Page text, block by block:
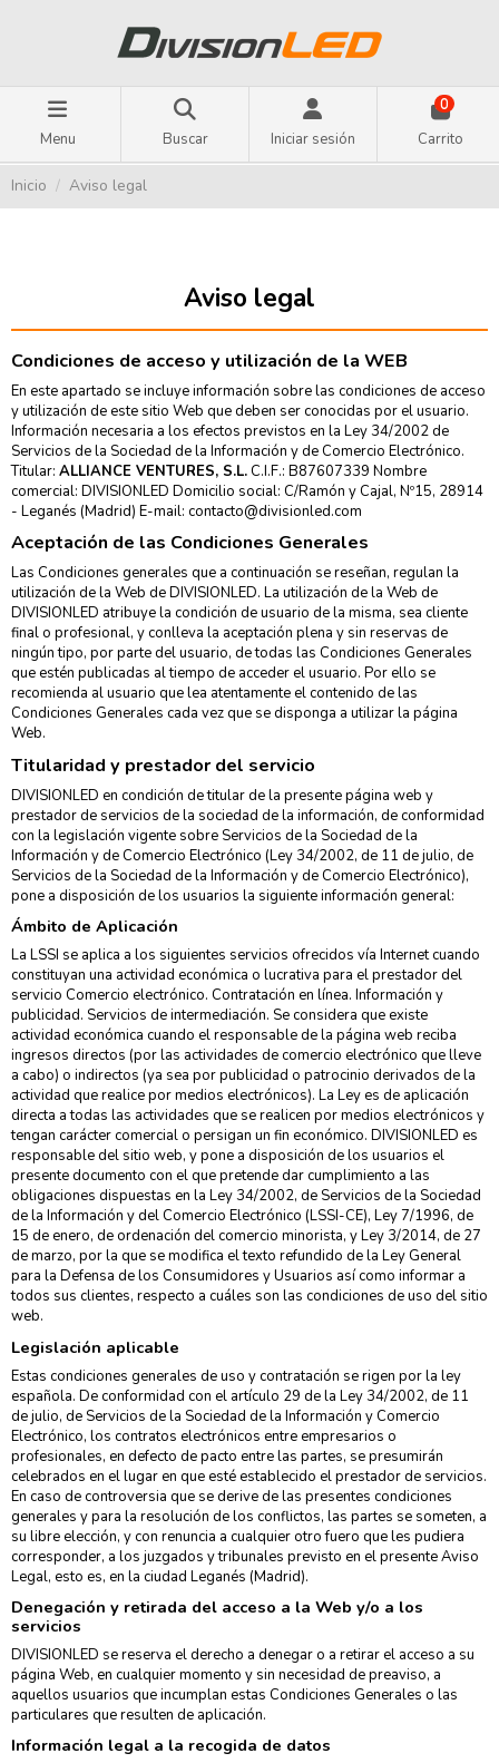
Menu Buscar Iniciar sesión
0
Carrito
Inicio Aviso legal
Aviso legal
Condiciones de acceso y utilización de la WEB
En este apartado se incluye información sobre las condiciones de acceso
y utilización de este sitio Web que deben ser conocidas por el usuario.
Información necesaria a los efectos previstos en la Ley 34/2002 de
Servicios de la Sociedad de la Información y de Comercio Electrónico.
Titular: ALLIANCE VENTURES, S.L.C.I.F.: B87607339 Nombre
comercial: DIVISIONLED Domicilio social: C/Ramón y Cajal, Nº15, 28914
- Leganés (Madrid) E-mail: contacto@divisionled.com
Aceptación de las Condiciones Generales
Las Condiciones generales que a continuación se reseñan, regulan la
utilización de la Web de DIVISIONLED. La utilización de la Web de
DIVISIONLED atribuye la condición de usuario de la misma, sea cliente
final o profesional, y conlleva la aceptación plena y sin reservas de
ningún tipo, por parte del usuario, de todas las Condiciones Generales
que estén publicadas al tiempo de acceder el usuario. Por ello se
recomienda al usuario que lea atentamente el contenido de las
Condiciones Generales cada vez que se disponga a utilizar la página
Web.
Titularidad y prestador del servicio
DIVISIONLED en condición de titular de la presente página web y
prestador de servicios de la sociedad de la información, de conformidad
con la legislación vigente sobre Servicios de la Sociedad de la
Información y de Comercio Electrónico (Ley 34/2002, de 11 de julio, de
Servicios de la Sociedad de la Información y de Comercio Electrónico),
pone a disposición de los usuarios la siguiente información general:
Ámbito de Aplicación
La LSSI se aplica a los siguientes servicios ofrecidos vía Internet cuando
constituyan una actividad económica o lucrativa para el prestador del
servicio Comercio electrónico. Contratación en línea. Información y
publicidad. Servicios de intermediación. Se considera que existe
actividad económica cuando el responsable de la página web reciba
ingresos directos (por las actividades de comercio electrónico que lleve
a cabo) o indirectos (ya sea por publicidad o patrocinio derivados de la
actividad que realice por medios electrónicos). La Ley es de aplicación
directa a todas las actividades que se realicen por medios electrónicos y
tengan carácter comercial o persigan un fin económico. DIVISIONLED es
responsable del sitio web, y pone a disposición de los usuarios el
presente documento con el que pretende dar cumplimiento a las
obligaciones dispuestas en la Ley 34/2002, de Servicios de la Sociedad
de la Información y del Comercio Electrónico (LSSI-CE), Ley 7/1996, de
15 de enero, de ordenación del comercio minorista, y Ley 3/2014, de 27
de marzo, por la que se modifica el texto refundido de la Ley General
para la Defensa de los Consumidores y Usuarios así como informar a
todos sus clientes, respecto a cuáles son las condiciones de uso del sitio
web.
Legislación aplicable
Estas condiciones generales de uso y contratación se rigen por la ley
española. De conformidad con el artículo 29 de la Ley 34/2002, de 11
de julio, de Servicios de la Sociedad de la Información y Comercio
Electrónico, los contratos electrónicos entre empresarios o
profesionales, en defecto de pacto entre las partes, se presumirán
celebrados en el lugar en que esté establecido el prestador de servicios.
En caso de controversia que se derive de las presentes condiciones
generales y para la resolución de los conflictos, las partes se someten, a
su libre elección, y con renuncia a cualquier otro fuero que les pudiera
corresponder, a los juzgados y tribunales previsto en el presente Aviso
Legal, esto es, en la ciudad Leganés (Madrid).
Denegación y retirada del acceso a la Web y/o a los
servicios
DIVISIONLED se reserva el derecho a denegar o a retirar el acceso a su
página Web, en cualquier momento y sin necesidad de preaviso, a
aquellos usuarios que incumplan estas Condiciones Generales o las
particulares que resulten de aplicación.
Información legal a la recogida de datos